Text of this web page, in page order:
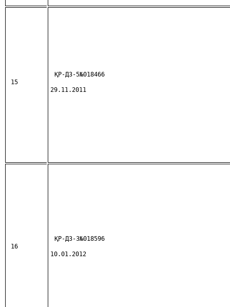
15
ҚР-ДЗ-5№018466
29.11.2011
16
ҚР-ДЗ-3№018596
10.01.2012